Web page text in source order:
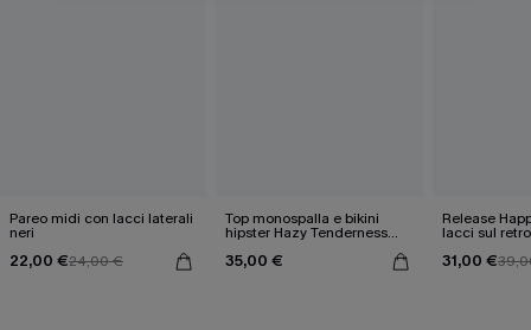
Pareo midi con lacci laterali
neri
22,00 €24,00 €
Top monospalla e bikini
hipster Hazy Tenderness
35,00 €
Release
lacci sul
31,00 €